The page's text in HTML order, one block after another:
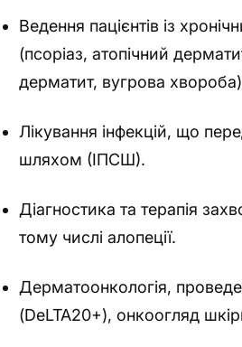
Ведення пацієнтів із
(псоріаз, атопічний
дерматит, вугрова
Лікування інфекцій, що
шляхом (ІПСШ).
Діагностика та терапія
тому числі алопеції.
Дерматоонкологія,
(DeLTA20+), онкоогляд